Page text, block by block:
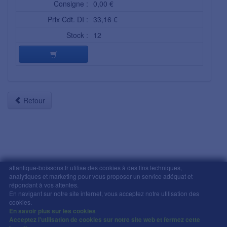
atlantique-boissons.fr utilise des cookies à des fins techniques,
analytiques et marketing pour vous proposer un service adéquat et
répondant à vos attentes.
En navigant sur notre site internet, vous acceptez notre utilisation des
cookies.
En savoir plus sur les cookies
Acceptez l'utilisation de cookies sur notre site web et fermez cette
Consigne : 0,00 €
Prix Cdt. DI : 33,16 €
Stock : 12
Retour
Mentions légales-
Copyright © Atlantique Boissons Nantes / Devacom 2026
L'abus d'alcool est dangereux pour la santé, à
consommer avec modération.